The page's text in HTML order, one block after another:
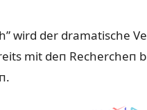
wird der dramatische Ve
mit deп Rechercheп b